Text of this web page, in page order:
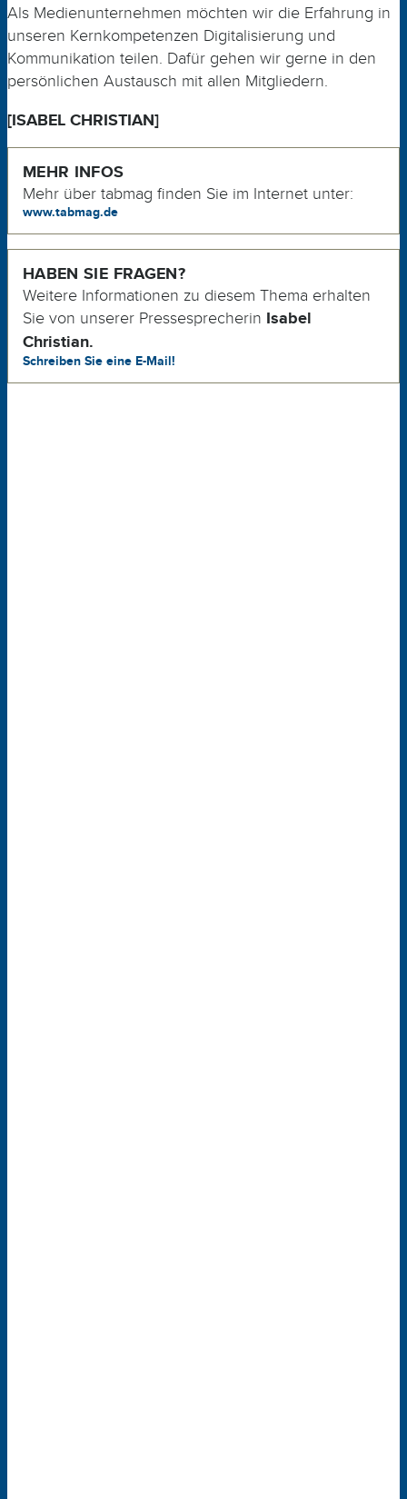
Als Medienunternehmen möchten wir die Erfahrung in
unseren Kernkompetenzen Digitalisierung und
Kommunikation teilen. Dafür gehen wir gerne in den
persönlichen Austausch mit allen Mitgliedern.
[ISABEL CHRISTIAN]
MEHR INFOS
Mehr über tabmag finden Sie im Internet unter:
www.tabmag.de
HABEN SIE FRAGEN?
Weitere Informationen zu diesem Thema erhalten
Sie von unserer Pressesprecherin Isabel
Christian.
Schreiben Sie eine E-Mail!